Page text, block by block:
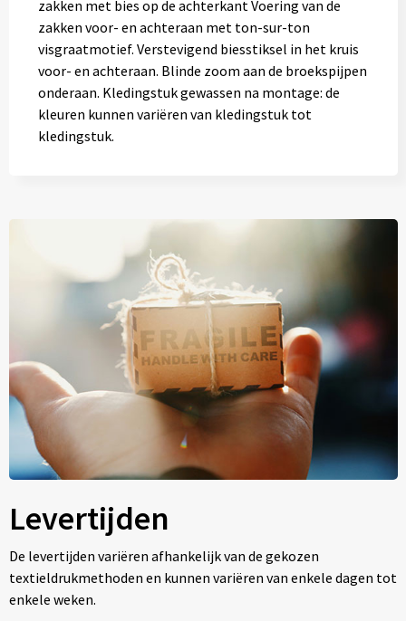
zakken met bies op de achterkant Voering van de
zakken voor- en achteraan met ton-sur-ton
visgraatmotief. Verstevigend biesstiksel in het kruis
voor- en achteraan. Blinde zoom aan de broekspijpen
onderaan. Kledingstuk gewassen na montage: de
kleuren kunnen variëren van kledingstuk tot
kledingstuk.
Levertijden
De levertijden variëren afhankelijk van de gekozen
textieldrukmethoden en kunnen variëren van enkele dagen tot
enkele weken.